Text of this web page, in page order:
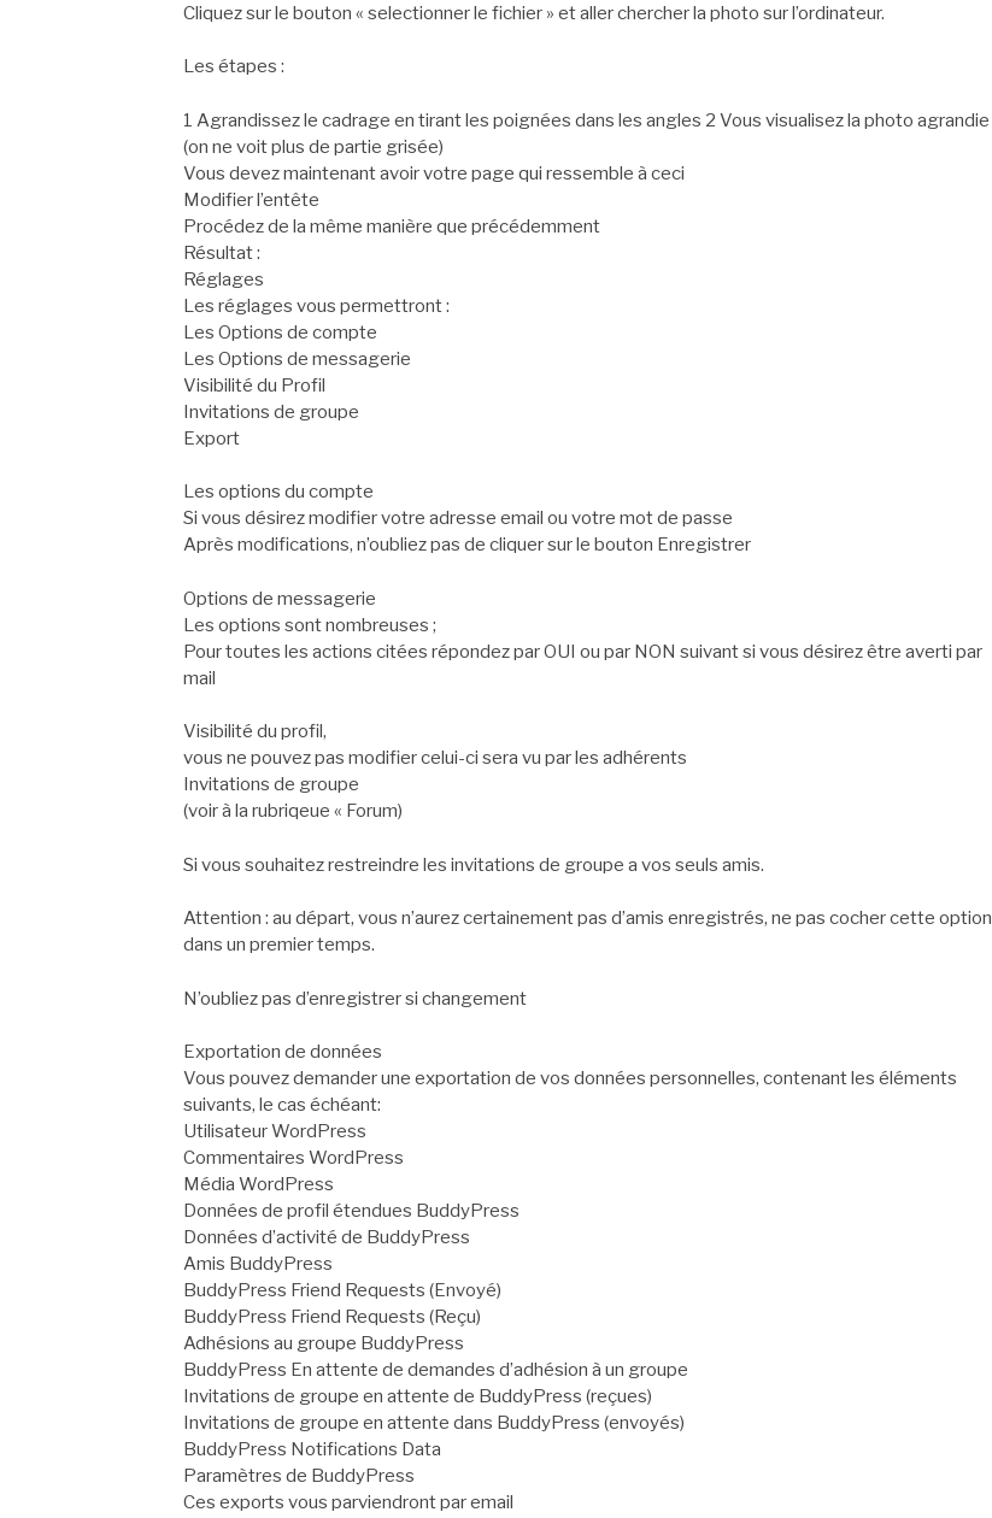
Cliquez sur le bouton « selectionner le fichier » et aller chercher la photo sur l’ordinateur.
Les étapes :
1 Agrandissez le cadrage en tirant les poignées dans les angles 2 Vous visualisez la photo agrandie
(on ne voit plus de partie grisée)
Vous devez maintenant avoir votre page qui ressemble à ceci
Modifier l’entête
Procédez de la même manière que précédemment
Résultat :
Réglages
Les réglages vous permettront :
Les Options de compte
Les Options de messagerie
Visibilité du Profil
Invitations de groupe
Export
Les options du compte
Si vous désirez modifier votre adresse email ou votre mot de passe
Après modifications, n’oubliez pas de cliquer sur le bouton Enregistrer
Options de messagerie
Les options sont nombreuses ;
Pour toutes les actions citées répondez par OUI ou par NON suivant si vous désirez être averti par
mail
Visibilité du profil,
vous ne pouvez pas modifier celui-ci sera vu par les adhérents
Invitations de groupe
(voir à la rubriqeue « Forum)
Si vous souhaitez restreindre les invitations de groupe a vos seuls amis.
Attention : au départ, vous n’aurez certainement pas d’amis enregistrés, ne pas cocher cette option
dans un premier temps.
N’oubliez pas d’enregistrer si changement
Exportation de données
Vous pouvez demander une exportation de vos données personnelles, contenant les éléments
suivants, le cas échéant:
Utilisateur WordPress
Commentaires WordPress
Média WordPress
Données de profil étendues BuddyPress
Données d’activité de BuddyPress
Amis BuddyPress
BuddyPress Friend Requests (Envoyé)
BuddyPress Friend Requests (Reçu)
Adhésions au groupe BuddyPress
BuddyPress En attente de demandes d’adhésion à un groupe
Invitations de groupe en attente de BuddyPress (reçues)
Invitations de groupe en attente dans BuddyPress (envoyés)
BuddyPress Notifications Data
Paramètres de BuddyPress
Ces exports vous parviendront par email